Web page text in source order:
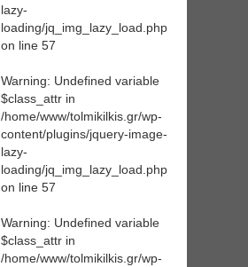
lazy-
loading/jq_img_lazy_load.php
on line 57
Warning: Undefined variable
$class_attr in
/home/www/tolmikilkis.gr/wp-
content/plugins/jquery-image-
lazy-
loading/jq_img_lazy_load.php
on line 57
Warning: Undefined variable
$class_attr in
/home/www/tolmikilkis.gr/wp-